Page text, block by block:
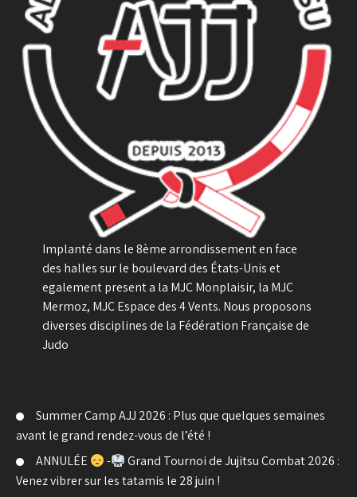
Implanté dans le 8ème arrondissement en face
des halles sur le boulevard des États-Unis et
egalement present a la MJC Monplaisir, la MJC
Mermoz, MJC Espace des 4 Vents. Nous proposons
diverses disciplines de la Fédération Française de
Judo
Summer Camp AJJ 2026 : Plus que quelques semaines
avant le grand rendez-vous de l’été !
ANNULÉE
-
Grand Tournoi de Jujitsu Combat 2026 :
Venez vibrer sur les tatamis le 28 juin !